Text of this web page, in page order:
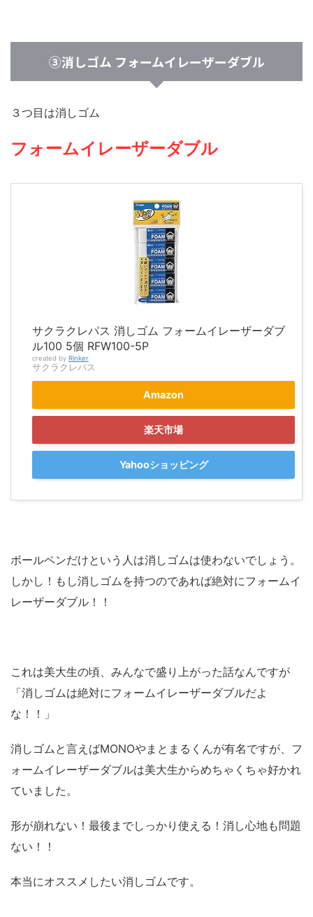
③消しゴム フォームイレーザーダブル
３つ目は消しゴム
フォームイレーザーダブル
サクラクレパス 消しゴム フォームイレーザーダブ
ル100 5個 RFW100-5P
created by Rinker
サクラクレパス
Amazon
楽天市場
Yahooショッピング
ボールペンだけという人は消しゴムは使わないでしょう。
しかし！もし消しゴムを持つのであれば絶対にフォームイ
レーザーダブル！！
これは美大生の頃、みんなで盛り上がった話なんですが
「消しゴムは絶対にフォームイレーザーダブルだよ
な！！」
消しゴムと言えばMONOやまとまるくんが有名ですが、フ
ォームイレーザーダブルは美大生からめちゃくちゃ好かれ
ていました。
形が崩れない！最後までしっかり使える！消し心地も問題
ない！！
本当にオススメしたい消しゴムです。